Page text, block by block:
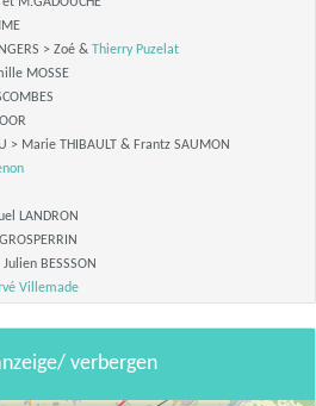
> Zoé & Thierry Puzelat
MOSSE
> Marie THIBAULT & Frantz SAUMON
LANDRON
BESSSON
Villemade
verbergen